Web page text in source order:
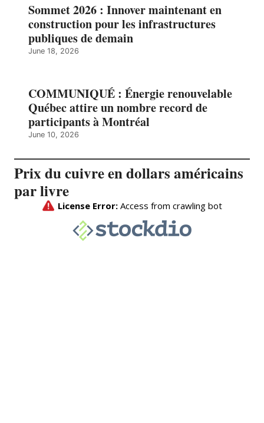
Sommet 2026 : Innover maintenant en
construction pour les infrastructures
publiques de demain
June 18, 2026
COMMUNIQUÉ : Énergie renouvelable
Québec attire un nombre record de
participants à Montréal
June 10, 2026
Prix du cuivre en dollars américains
par livre